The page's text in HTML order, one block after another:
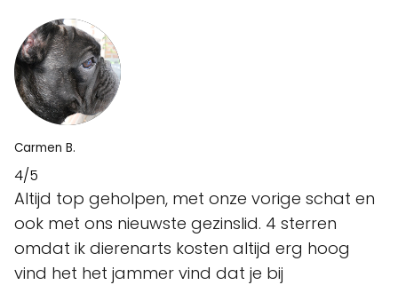
Carmen B.
4/5
Altijd top geholpen, met onze vorige schat en
ook met ons nieuwste gezinslid. 4 sterren
omdat ik dierenarts kosten altijd erg hoog
vind het het jammer vind dat je bij